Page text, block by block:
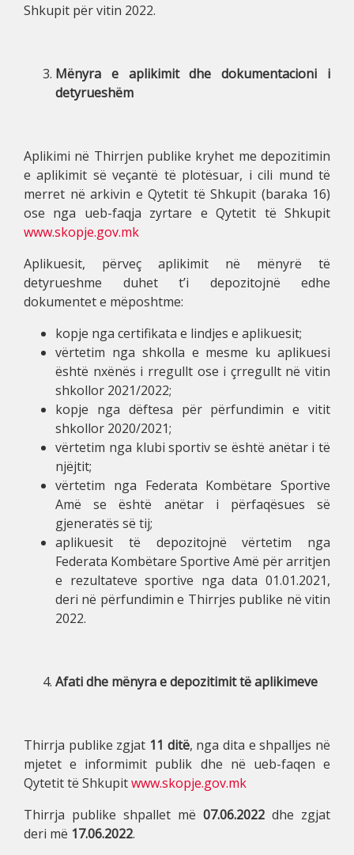
Shkupit për vitin 2022.
Mënyra e aplikimit dhe dokumentacioni i
detyrueshëm
Aplikimi në Thirrjen publike kryhet me depozitimin
e aplikimit së veçantë të plotësuar, i cili mund të
merret në arkivin e Qytetit të Shkupit (baraka 16)
ose nga ueb-faqja zyrtare e Qytetit të Shkupit
www.skopje.gov.mk
Aplikuesit, përveç aplikimit në mënyrë të
detyrueshme duhet t’i depozitojnë edhe
dokumentet e mëposhtme:
kopje nga certifikata e lindjes e aplikuesit;
vërtetim nga shkolla e mesme ku aplikuesi
është nxënës i rregullt ose i çrregullt në vitin
shkollor 2021/2022;
kopje nga dëftesa për përfundimin e vitit
shkollor 2020/2021;
vërtetim nga klubi sportiv se është anëtar i të
njëjtit;
vërtetim nga Federata Kombëtare Sportive
Amë se është anëtar i përfaqësues së
gjeneratës së tij;
aplikuesit të depozitojnë vërtetim nga
Federata Kombëtare Sportive Amë për arritjen
e rezultateve sportive nga data 01.01.2021,
deri në përfundimin e Thirrjes publike në vitin
2022.
Afati dhe mënyra e depozitimit të aplikimeve
Thirrja publike zgjat 11 ditë, nga dita e shpalljes në
mjetet e informimit publik dhe në ueb-faqen e
Qytetit të Shkupitwww.skopje.gov.mk
Thirrja publike shpallet më 07.06.2022 dhe zgjat
deri më 17.06.2022.